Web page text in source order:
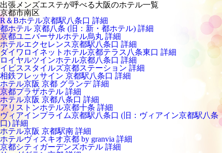
出張メンズエステが呼べる大阪のホテル一覧
京都市南区
R＆Bホテル京都駅八条口 詳細
都ホテル 京都八条 (旧：新・都ホテル) 詳細
京都ユニバーサルホテル烏丸 詳細
ホテルエクセレンス京都駅八条口 詳細
ダイワロイネットホテル京都テラス八条東口 詳細
ロイヤルツインホテル京都八条口 詳細
イビススタイルズ京都ステーション 詳細
相鉄フレッサイン 京都駅八条口 詳細
ホテル京阪 京都 グランデ 詳細
京都プラザホテル 詳細
ホテル京阪 京都八条口 詳細
アリストンホテル京都十条 詳細
ヴィアインプライム京都駅八条口 (旧：ヴィアイン京都駅八条
口) 詳細
ホテル京阪 京都駅南 詳細
ホテルヴィスキオ京都 by granvia 詳細
京都シティガーデンズホテル 詳細